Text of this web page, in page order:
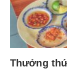
Thưởng